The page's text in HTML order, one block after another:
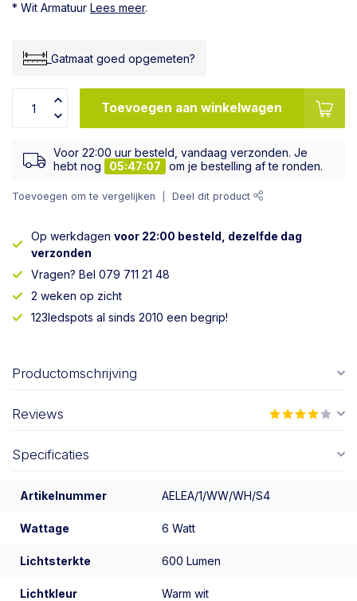
* Wit Armatuur Lees meer.
_Gatmaat goed opgemeten?
Toevoegen aan winkelwagen
Voor 22:00 uur besteld, vandaag verzonden. Je
hebt nog
05:47:07 om je bestelling af te ronden.
Toevoegen om te vergelijken Deel dit product
Op werkdagen voor 22:00 besteld, dezelfde dag
verzonden
Vragen? Bel 079 711 21 48
2 weken op zicht
123ledspots al sinds 2010 een begrip!
Productomschrijving
Reviews
Specificaties
Artikelnummer AELEA/1/WW/WH/S4
Wattage 6 Watt
Lichtsterkte 600 Lumen
Lichtkleur Warm wit